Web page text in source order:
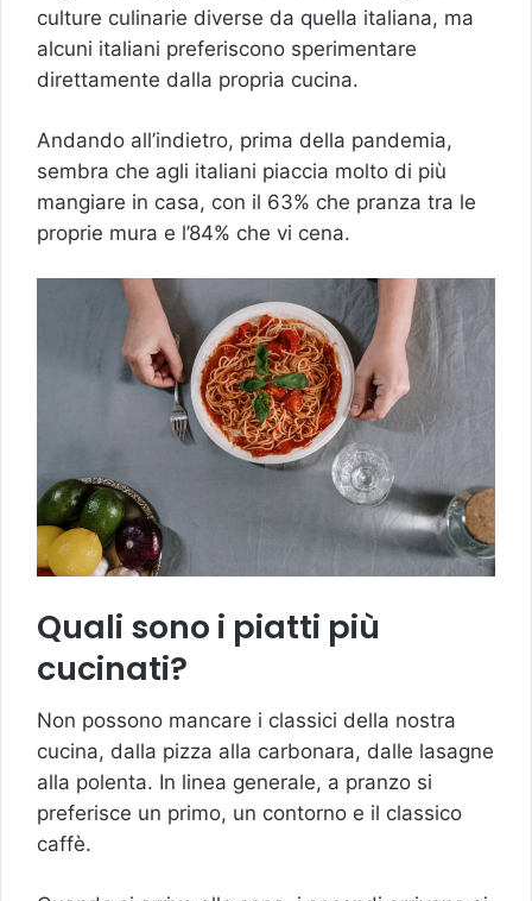
culture culinarie diverse da quella italiana, ma
alcuni italiani preferiscono sperimentare
direttamente dalla propria cucina.
Andando all’indietro, prima della pandemia,
sembra che agli italiani piaccia molto di più
mangiare in casa, con il 63% che pranza tra le
proprie mura e l’84% che vi cena.
Quali sono i piatti più
cucinati?
Non possono mancare i classici della nostra
cucina, dalla pizza alla carbonara, dalle lasagne
alla polenta. In linea generale, a pranzo si
preferisce un primo, un contorno e il classico
caffè.